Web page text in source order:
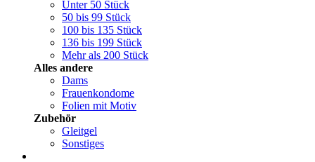
Unter 50 Stück
50 bis 99 Stück
100 bis 135 Stück
136 bis 199 Stück
Mehr als 200 Stück
Alles andere
Dams
Frauenkondome
Folien mit Motiv
Zubehör
Gleitgel
Sonstiges